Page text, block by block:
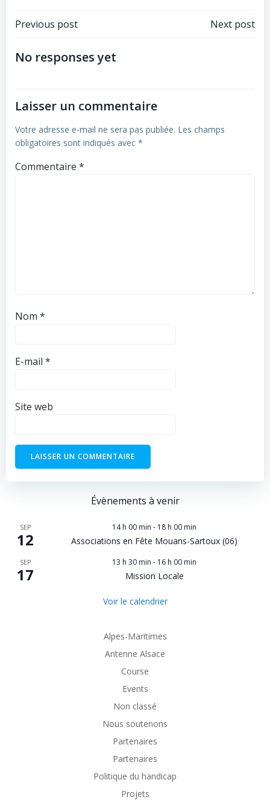
Post
navigation
Previous post Next post
No responses yet
Laisser un commentaire
Votre adresse e-mail ne sera pas publiée. Les champs
obligatoires sont indiqués avec *
Commentaire *
Nom *
E-mail *
Site web
Évènements à venir
SEP
12
14 h 00 min - 18 h 00 min
Associations en Fête Mouans-Sartoux (06)
SEP
17
13 h 30 min - 16 h 00 min
Mission Locale
Voir le calendrier
Alpes-Maritimes
Antenne Alsace
Course
Events
Non classé
Nous soutenons
Partenaires
Partenaires
Politique du handicap
Projets